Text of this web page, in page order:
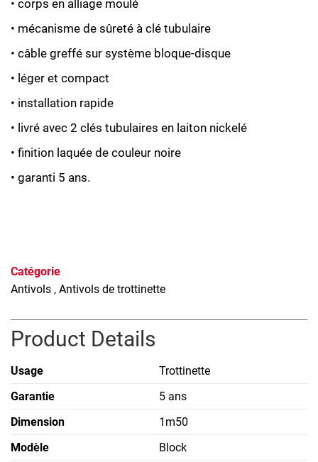
• corps en alliage moulé
• mécanisme de sûreté à clé tubulaire
• câble greffé sur système bloque-disque
• léger et compact
• installation rapide
• livré avec 2 clés tubulaires en laiton nickelé
• finition laquée de couleur noire
• garanti 5 ans.
Catégorie
Antivols , Antivols de trottinette
Product Details
Usage
Trottinette
Garantie
5 ans
Dimension
1m50
Modèle
Block